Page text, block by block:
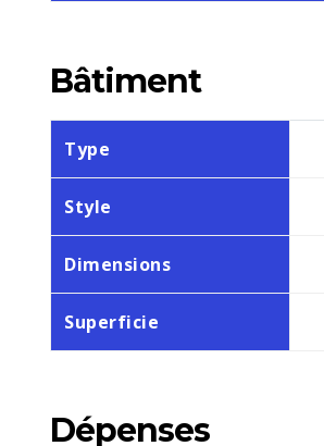
Bâtiment
Type
Style
Dimensions
Superficie
Dépenses